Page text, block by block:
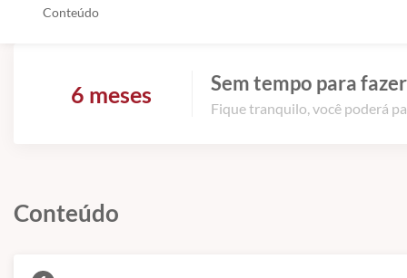
Conteúdo
6 meses Sem tempo para
Fique tranquilo, você poderá
Conteúdo